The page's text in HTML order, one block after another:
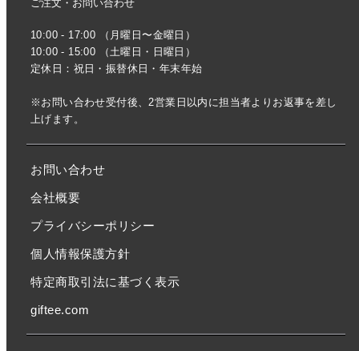
10:00 - 17:00 （月曜日〜金曜日）
10:00 - 15:00 （土曜日・日曜日）
定休日：祝日・振替休日・年末年始
※お問い合わせ受付後、2営業日以内に担当者よりお返事を差し
上げます。
お問い合わせ
会社概要
プライバシーポリシー
個人情報保護方針
特定商取引法に基づく表示
giftee.com